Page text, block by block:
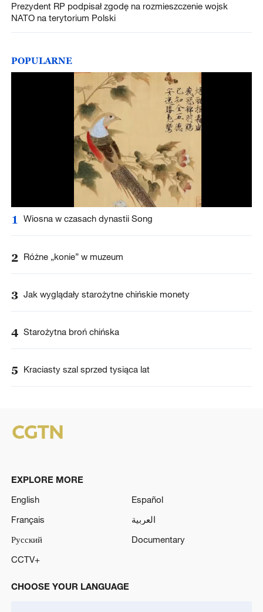
Prezydent RP podpisał zgodę na rozmieszczenie wojsk
NATO na terytorium Polski
POPULARNE
1 Wiosna w czasach dynastii Song
2 Różne „konie” w muzeum
3 Jak wyglądały starożytne chińskie monety
4 Starożytna broń chińska
5 Kraciasty szal sprzed tysiąca lat
EXPLORE MORE
English
Español
Français
العربية
Русский
Documentary
CCTV+
CHOOSE YOUR LANGUAGE